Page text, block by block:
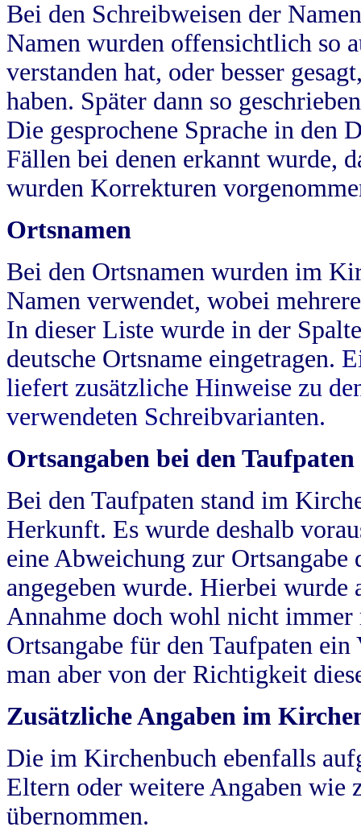
Bei den Schreibweisen der
Namen wurden offensichtlich so
verstanden hat, oder besser
haben. Später dann so
Die gesprochene Sprache in
Fällen bei denen erkannt wurde,
wurden Korrekturen
Ortsnamen
Bei den Ortsnamen wurden im
Namen verwendet, wobei
In dieser Liste wurde in der
deutsche Ortsname eingetragen.
liefert zusätzliche Hinweise zu
verwendeten Schreibvarianten.
Ortsangaben bei den Taufpaten
Bei den Taufpaten stand im
Herkunft. Es wurde deshalb
eine Abweichung zur
angegeben wurde. Hierbei wurde
Annahme doch wohl nicht
Ortsangabe für den Taufpaten
man aber von der Richtigkeit
Zusätzliche Angaben im
Die im Kirchenbuch ebenfalls
Eltern oder weitere Angaben wie
übernommen.